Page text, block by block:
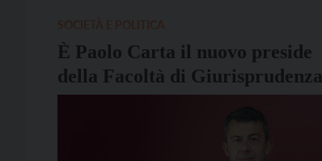
È Paolo Carta il nuovo preside
della Facoltà di Giurisprudenza